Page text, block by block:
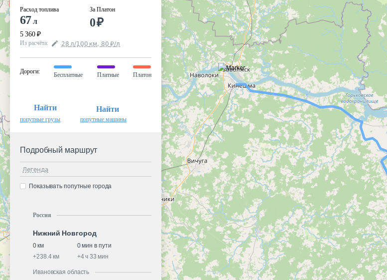
Расход топлива
67л
5 360 ₽
За Платон
0₽
Из расчёта: 28 л/100 км, 80 ₽/л
Дороги:
Бесплатные Платные Платон
Найти
попутные грузы
Найти
попутные машины
Подробный маршрут
Легенда
Показывать попутные города
Россия
Нижний Новгород
0 км
0 мин в пути
+238.4 км +4 ч 33 мин
Ивановская область